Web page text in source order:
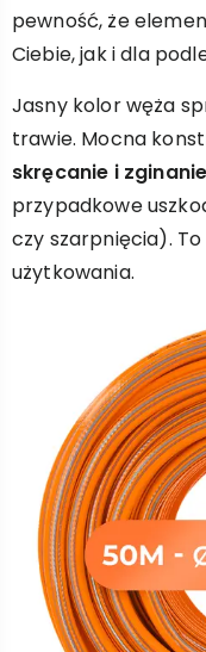
pewność, że
Ciebie, jak i dla
Jasny kolor węża
trawie. Mocna
skręcanie i
przypadkowe
czy szarpnięcia).
użytkowania.